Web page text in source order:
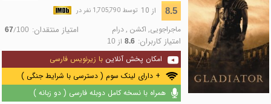
8.5 از 10 توسط 1,705,790 نفر در
ماجراجویی, اکشن ,درام امتیاز منتقدان: 67/100
امتیاز کاربران: 8.6از 10
امکان پخش آنلاین با زیرنویس فارسی
+ دارای لینک سوم ( دسترسی با شرایط جنگی )
همراه با نسخه کامل دوبله فارسی ( دو زبانه )